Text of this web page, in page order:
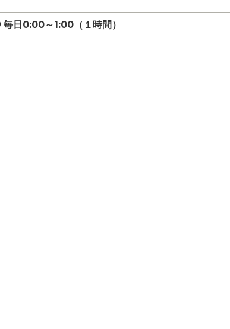
毎日0:00～1:00（１時間）